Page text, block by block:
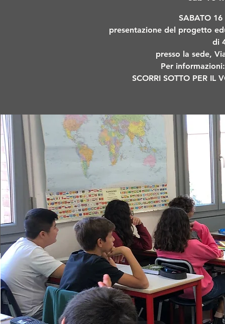
SABATO
presentazione del progetto
di
presso la sede,
Per
SCORRI SOTTO PER IL